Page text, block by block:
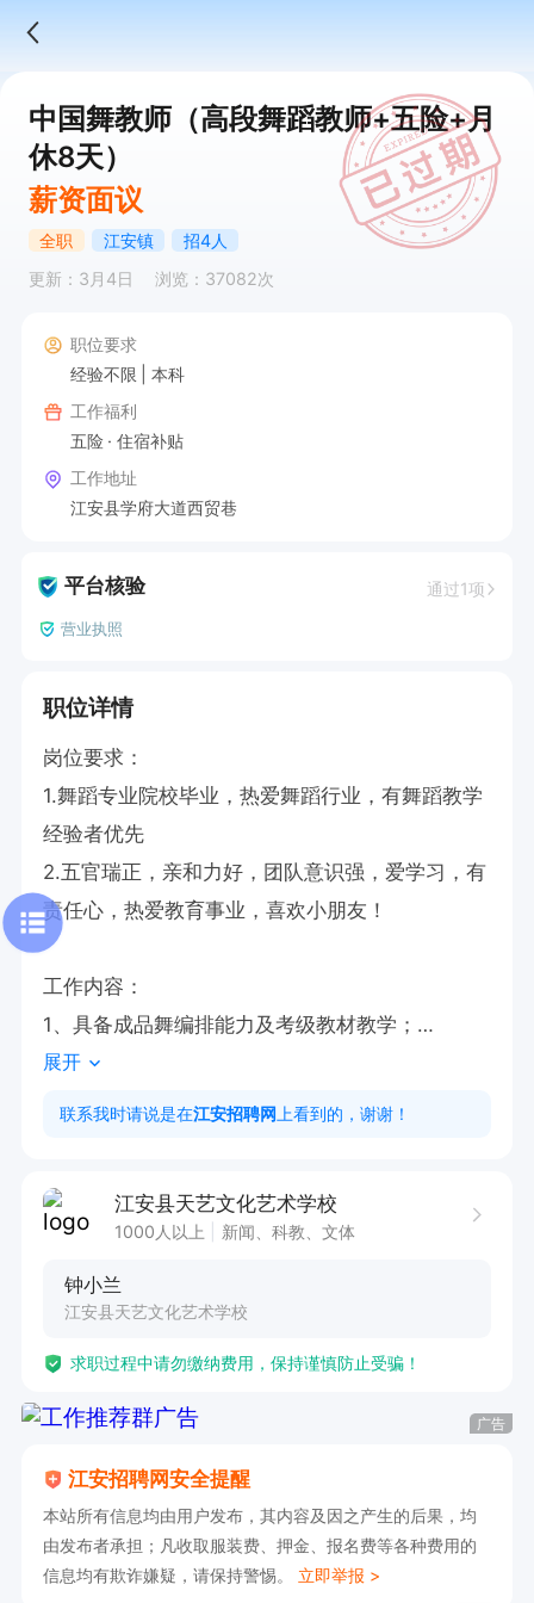
中国舞教师（高段舞蹈教师+五险+月
休8天）
薪资面议
全职 江安镇
招4人
更新：3月4日
浏览：37082次
职位要求
经验不限
本科
工作福利
五险
住宿补贴
工作地址
江安县学府大道西贸巷
平台核验 通过1项
营业执照
职位详情
岗位要求：
1.舞蹈专业院校毕业，热爱舞蹈行业，有舞蹈教学
经验者优先
2.五官瑞正，亲和力好，团队意识强，爱学习，有
责任心，热爱教育事业，喜欢小朋友！
工作内容：
1、具备成品舞编排能力及考级教材教学；
2、具备专业舞蹈知识、扎实舞蹈技巧；
3、品行良好，爱岗敬业，热爱教育事业，有责任
言表达能力强，能调动课堂气氛
薪资待遇：
2：月休8天
展开
联系我时请说是在江安招聘网 上看到的，谢谢！
江安县天艺文化艺术学校
1000人以上 新闻、科教、文体
钟小兰
江安县天艺文化艺术学校
求职过程中请勿缴纳费用，保持谨慎防止受骗！
广告
江安招聘网安全提醒
本站所有信息均由用户发布，其内容及因之产生的后果，均
由发布者承担；凡收取服装费、押金、报名费等各种费用的
信息均有欺诈嫌疑，请保持警惕。 立即举报 >